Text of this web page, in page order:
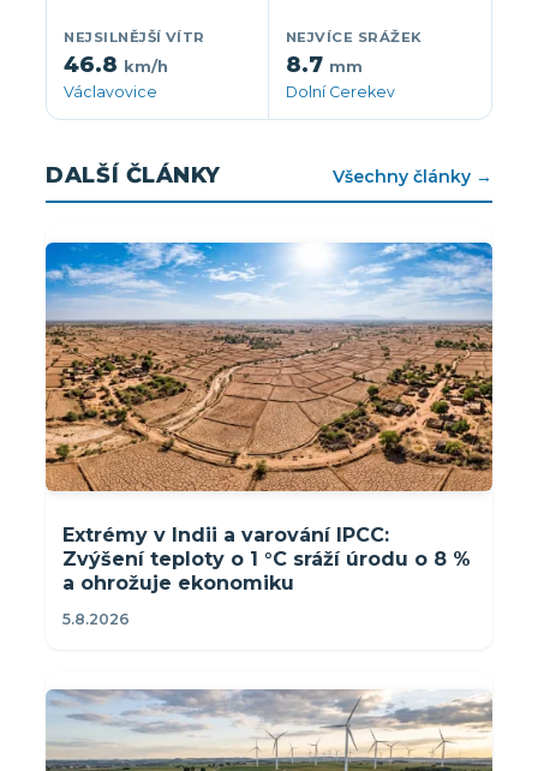
NEJSILNĚJŠÍ VÍTR
46.8 km/h
Václavovice
NEJVÍCE SRÁŽEK
8.7 mm
Dolní Cerekev
DALŠÍ ČLÁNKY Všechny články →
Extrémy v Indii a varování IPCC:
Zvýšení teploty o 1 °C sráží úrodu o 8 %
a ohrožuje ekonomiku
5.8.2026